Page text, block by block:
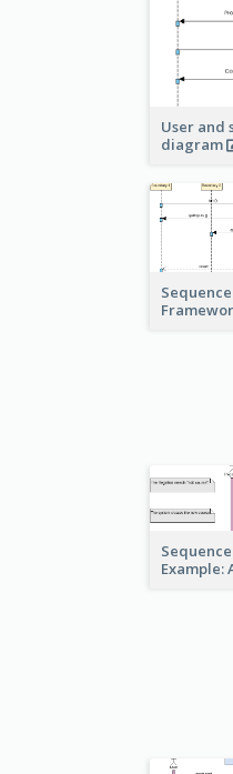
User and
diagram
Example: